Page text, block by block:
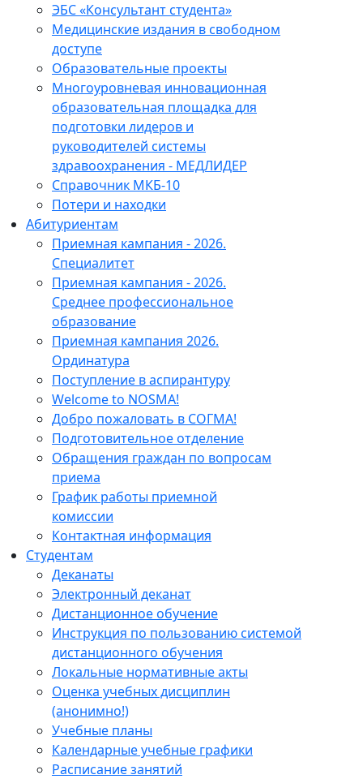
ЭБС «Консультант студента»
Медицинские издания в свободном
доступе
Образовательные проекты
Многоуровневая инновационная
образовательная площадка для
подготовки лидеров и
руководителей системы
здравоохранения - МЕДЛИДЕР
Справочник МКБ-10
Потери и находки
Абитуриентам
Приемная кампания - 2026.
Специалитет
Приемная кампания - 2026.
Среднее профессиональное
образование
Приемная кампания 2026.
Ординатура
Поступление в аспирантуру
Welcome to NOSMA!
Добро пожаловать в СОГМА!
Подготовительное отделение
Обращения граждан по вопросам
приема
График работы приемной
комиссии
Контактная информация
Студентам
Деканаты
Электронный деканат
Дистанционное обучение
Инструкция по пользованию системой
дистанционного обучения
Локальные нормативные акты
Оценка учебных дисциплин
(анонимно!)
Учебные планы
Календарные учебные графики
Расписание занятий